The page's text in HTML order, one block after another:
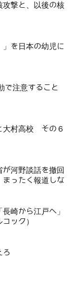
攻撃と、以後の核
」を日本の幼児に
で注意すること
大村高校 その６
が河野談話を撤回
まったく報道しな
崎から江戸へ」
ック）
ろ